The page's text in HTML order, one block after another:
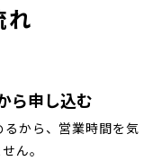
れ
ら申し込む
から、営業時間を気
ん。